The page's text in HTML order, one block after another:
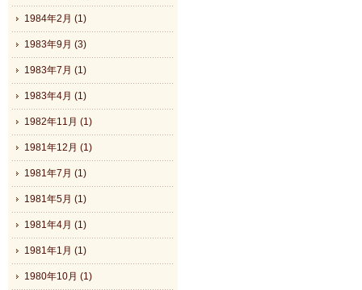
1984年2月 (1)
1983年9月 (3)
1983年7月 (1)
1983年4月 (1)
1982年11月 (1)
1981年12月 (1)
1981年7月 (1)
1981年5月 (1)
1981年4月 (1)
1981年1月 (1)
1980年10月 (1)